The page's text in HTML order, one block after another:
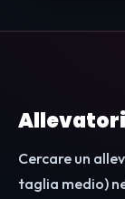
Allevatori
Cercare un
taglia medio)